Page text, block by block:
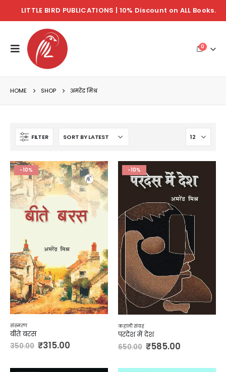
LITTLE BIRD PUBLICATIONS | 10% Discount on ALL Books.
0
HOME SHOP अमरेंद्र मिश्र
FILTER
-10%
संस्मरण
बीते बरस
350.00 ₹315.00
-10%
कहानी संग्रह
परदेश में देश
650.00 ₹585.00